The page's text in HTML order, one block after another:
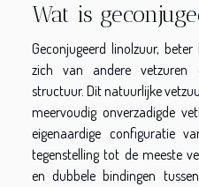
Wat is
Geconjugeerd linolzuur,
zich van andere vetzuren
structuur. Dit natuurlijke
meervoudig onverzadigde
eigenaardige configuratie
tegenstelling tot de meeste
en dubbele bindingen